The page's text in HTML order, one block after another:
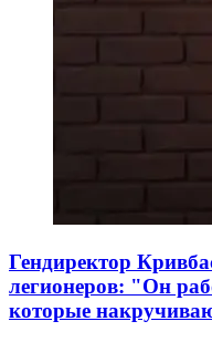
Гендиректор
легионеров: "Он
которые